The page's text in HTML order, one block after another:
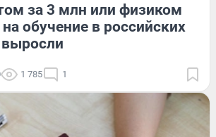
за 3 млн или физиком
обучение в российских
выросли
1 785 1